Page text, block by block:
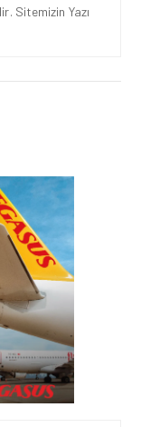
Sitemizin Yazı
YAKIT
IÇIN
2026
2026